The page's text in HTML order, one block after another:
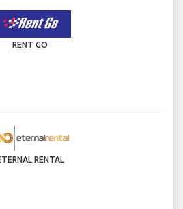
RENT GO
RENTAL